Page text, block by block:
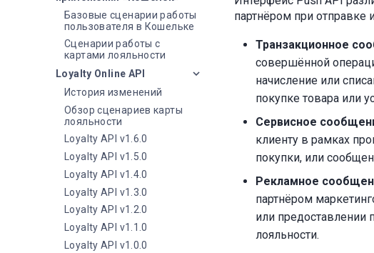
Базовые сценарии работы
пользователя в Кошельке
Сценарии работы с
картами лояльности
Loyalty Online API
История изменений
Обзор сценариев карты
лояльности
Loyalty API v1.6.0
Loyalty API v1.5.0
Loyalty API v1.4.0
Loyalty API v1.3.0
Loyalty API v1.2.0
Loyalty API v1.1.0
Loyalty API v1.0.0
партнёром при отправке
Транзакционное
совершённой
начисление или
покупке товара или
Сервисное
клиенту в рамках
покупки, или
Рекламное
партнёром
или предоставлении
лояльности.